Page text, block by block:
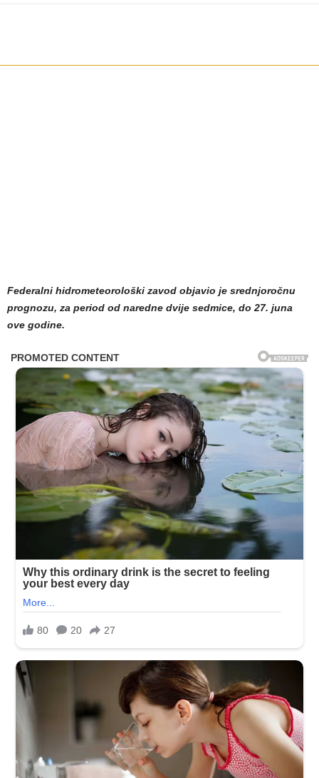
Federalni hidrometeorološki zavod objavio je srednjoročnu
prognozu, za period od naredne dvije sedmice, do 27. juna
ove godine.